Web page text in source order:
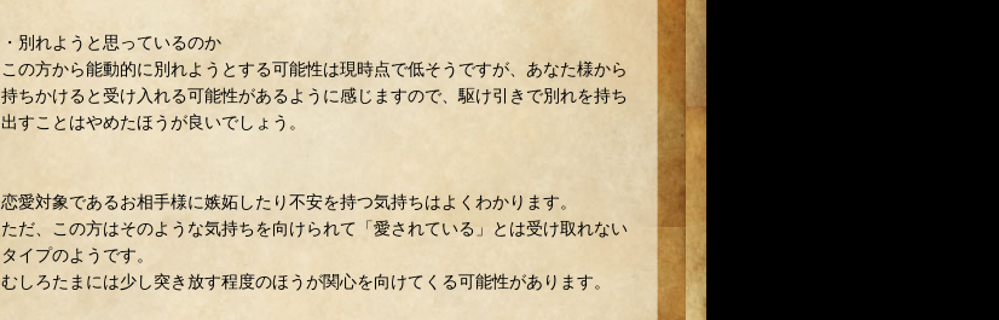
・別れようと思っているのか
この方から能動的に別れようとする可能性は現時点で低そうですが、あなた様から
持ちかけると受け入れる可能性があるように感じますので、駆け引きで別れを持ち
出すことはやめたほうが良いでしょう。
恋愛対象であるお相手様に嫉妬したり不安を持つ気持ちはよくわかります。
ただ、この方はそのような気持ちを向けられて「愛されている」とは受け取れない
タイプのようです。
むしろたまには少し突き放す程度のほうが関心を向けてくる可能性があります。